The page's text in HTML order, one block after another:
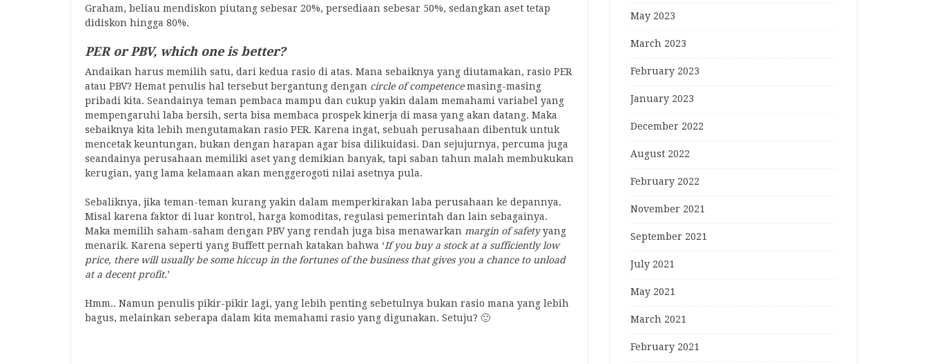
Graham, beliau mendiskon piutang sebesar 20%, persediaan sebesar 50%, sedangkan aset tetap
didiskon hingga 80%.
PER or PBV, which one is better?
Andaikan harus memilih satu, dari kedua rasio di atas. Mana sebaiknya yang diutamakan, rasio PER
atau PBV? Hemat penulis hal tersebut bergantung dengan circle of competencemasing-masing
pribadi kita. Seandainya teman pembaca mampu dan cukup yakin dalam memahami variabel yang
mempengaruhi laba bersih, serta bisa membaca prospek kinerja di masa yang akan datang. Maka
sebaiknya kita lebih mengutamakan rasio PER. Karena ingat, sebuah perusahaan dibentuk untuk
mencetak keuntungan, bukan dengan harapan agar bisa dilikuidasi. Dan sejujurnya, percuma juga
seandainya perusahaan memiliki aset yang demikian banyak, tapi saban tahun malah membukukan
kerugian, yang lama kelamaan akan menggerogoti nilai asetnya pula.
Sebaliknya, jika teman-teman kurang yakin dalam memperkirakan laba perusahaan ke depannya.
Misal karena faktor di luar kontrol, harga komoditas, regulasi pemerintah dan lain sebagainya.
Maka memilih saham-saham dengan PBV yang rendah juga bisa menawarkan margin of safetyyang
menarik. Karena seperti yang Buffett pernah katakan bahwa ‘If you buy a stock at a sufficiently low
price, there will usually be some hiccup in the fortunes of the business that gives you a chance to unload
at a decent profit.’
Hmm.. Namun penulis pikir-pikir lagi, yang lebih penting sebetulnya bukan rasio mana yang lebih
bagus, melainkan seberapa dalam kita memahami rasio yang digunakan. Setuju? 🙂
May 2023
March 2023
February 2023
January 2023
December 2022
August 2022
February 2022
November 2021
September 2021
July 2021
May 2021
March 2021
February 2021